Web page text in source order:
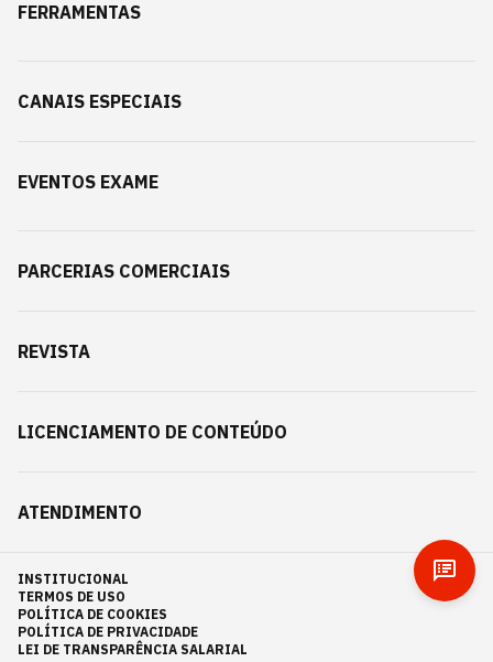
FERRAMENTAS
CANAIS ESPECIAIS
EVENTOS EXAME
PARCERIAS COMERCIAIS
REVISTA
LICENCIAMENTO DE CONTEÚDO
ATENDIMENTO
INSTITUCIONAL
TERMOS DE USO
POLÍTICA DE COOKIES
POLÍTICA DE PRIVACIDADE
LEI DE TRANSPARÊNCIA SALARIAL